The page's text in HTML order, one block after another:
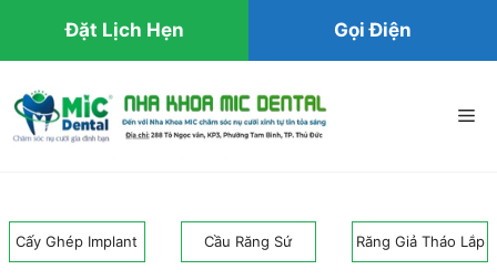
đến
Cấy Ghép Implant Cầu Răng Sứ Răng Giả Tháo Lắp
Đặt Lịch Hẹn Gọi Điện